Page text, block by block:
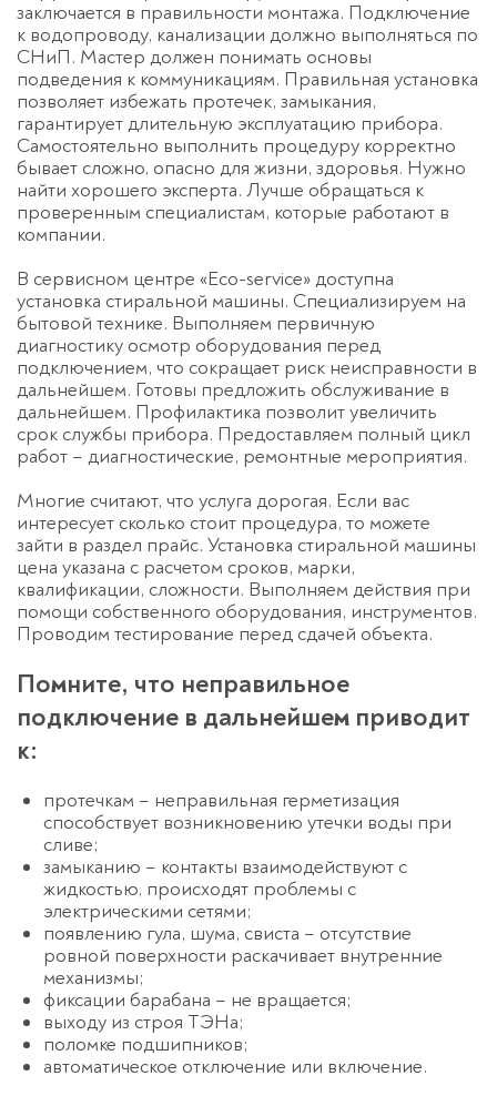
заключается в правильности монтажа. Подключение
к водопроводу, канализации должно выполняться по
СНиП. Мастер должен понимать основы
подведения к коммуникациям. Правильная установка
позволяет избежать протечек, замыкания,
гарантирует длительную эксплуатацию прибора.
Самостоятельно выполнить процедуру корректно
бывает сложно, опасно для жизни, здоровья. Нужно
найти хорошего эксперта. Лучше обращаться к
проверенным специалистам, которые работают в
компании.
В сервисном центре «Eco-service» доступна
установка стиральной машины. Специализируем на
бытовой технике. Выполняем первичную
диагностику осмотр оборудования перед
подключением, что сокращает риск неисправности в
дальнейшем. Готовы предложить обслуживание в
дальнейшем. Профилактика позволит увеличить
срок службы прибора. Предоставляем полный цикл
работ – диагностические, ремонтные мероприятия.
Многие считают, что услуга дорогая. Если вас
интересует сколько стоит процедура, то можете
зайти в раздел прайс. Установка стиральной машины
цена указана с расчетом сроков, марки,
квалификации, сложности. Выполняем действия при
помощи собственного оборудования, инструментов.
Проводим тестирование перед сдачей объекта.
Помните, что неправильное
подключение в дальнейшем приводит
к:
протечкам – неправильная герметизация
способствует возникновению утечки воды при
сливе;
замыканию – контакты взаимодействуют с
жидкостью, происходят проблемы с
электрическими сетями;
появлению гула, шума, свиста – отсутствие
ровной поверхности раскачивает внутренние
механизмы;
фиксации барабана – не вращается;
выходу из строя ТЭНа;
поломке подшипников;
автоматическое отключение или включение.